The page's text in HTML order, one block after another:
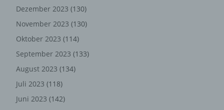
Dezember 2023 (130)
November 2023 (130)
Oktober 2023 (114)
September 2023 (133)
August 2023 (134)
Juli 2023 (118)
Juni 2023 (142)
wurde.
Entfällt der Speicherungszweck oder läuft eine vom
Europäischen Richtlinien- und Verordnungsgeber oder
einem anderen zuständigen Gesetzgeber
personenbezogenen Daten routinemäßig und
entsprechend den gesetzlichen Vorschriften gesperrt
oder gelöscht.